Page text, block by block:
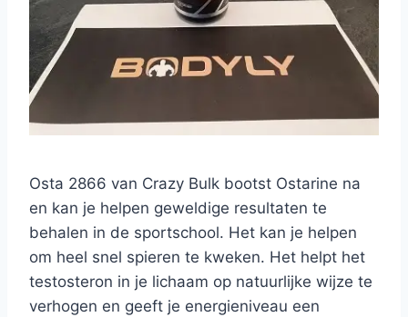
Osta 2866 van Crazy Bulk bootst Ostarine na
en kan je helpen geweldige resultaten te
behalen in de sportschool. Het kan je helpen
om heel snel spieren te kweken. Het helpt het
testosteron in je lichaam op natuurlijke wijze te
verhogen en geeft je energieniveau een